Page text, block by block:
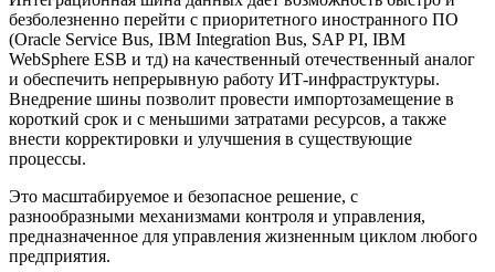
безболезненно перейти с приоритетного иностранного ПО
(Oracle Service Bus, IBM Integration Bus, SAP PI, IBM
WebSphere ESB и тд) на качественный отечественный аналог
и обеспечить непрерывную работу ИТ-инфраструктуры.
Внедрение шины позволит провести импортозамещение в
короткий срок и с меньшими затратами ресурсов, а также
внести корректировки и улучшения в существующие
процессы.
Это масштабируемое и безопасное решение, с
разнообразными механизмами контроля и управления,
предназначенное для управления жизненным циклом любого
предприятия.